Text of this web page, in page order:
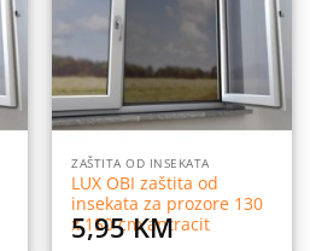
želja
ZAŠTITA OD INSEKATA
LUX OBI zaštita od
insekata za prozore 130
x 150 cm antracit
5,95KM